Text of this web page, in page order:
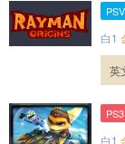
PSV
白1
英
PS3
白1